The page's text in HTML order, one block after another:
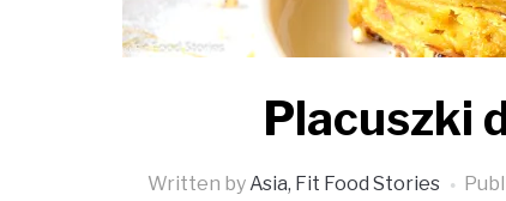
Placuszki
Written byAsia, Fit Food Stories